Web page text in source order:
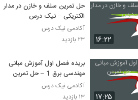
۱۶:۲۲
حل تمرین سلف و خازن در مدار
الکتریکی – نیک درس
آکادمی نیک درس
۲۳ بازدید
۱۷:۲۵
بریده فصل اول آموزش مبانی
مهندسی برق 1 – حل تمرین
آکادمی نیک درس
۱۳ بازدید